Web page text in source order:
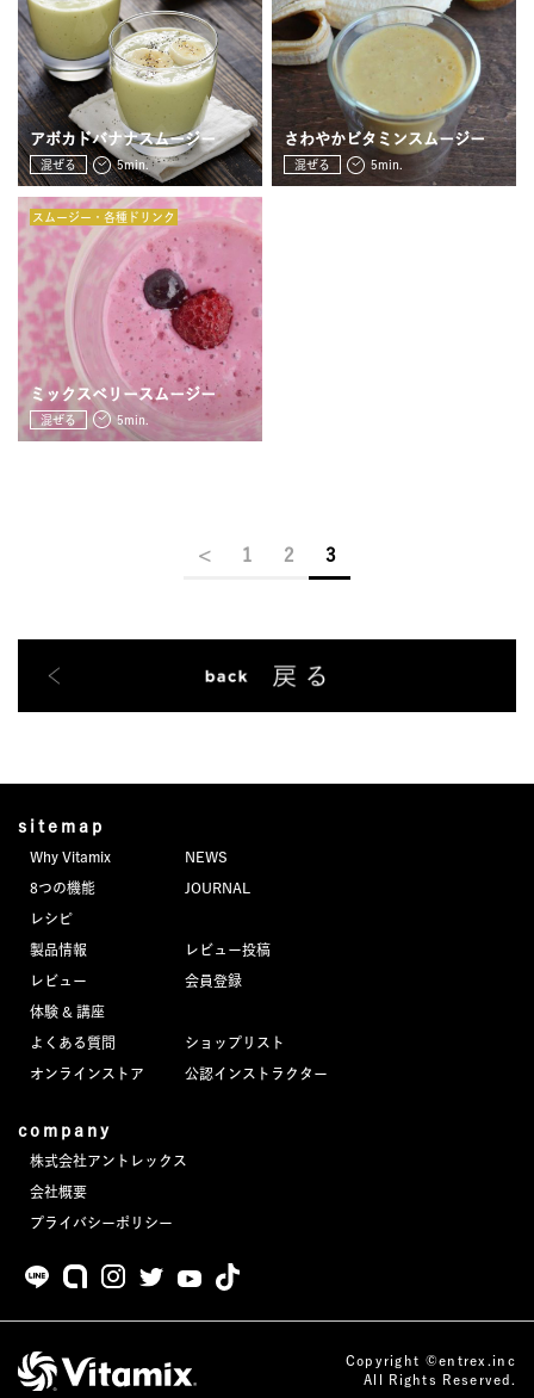
アボカドバナナスムージー
混ぜる 5min.
さわやかビタミンスムージー
混ぜる 5min.
スムージー・各種ドリンク
ミックスベリースムージー
混ぜる 5min.
< 1 2 3
sitemap
Why Vitamix
8つの機能
レシピ
製品情報
レビュー
体験 & 講座
よくある質問
オンラインストア
NEWS
JOURNAL
レビュー投稿
会員登録
ショップリスト
公認インストラクター
company
株式会社アントレックス
会社概要
プライバシーポリシー
Copyright ©entrex.inc
All Rights Reserved.